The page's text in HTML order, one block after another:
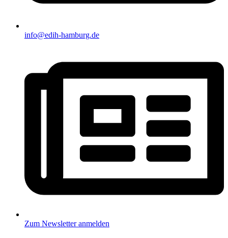
info@edih-hamburg.de
Zum Newsletter anmelden